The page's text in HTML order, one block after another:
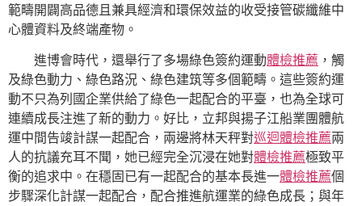
範疇開闢高品德且兼具經濟和環保效益的收受接管碳纖維中
心體資料及終端產物。
進博會時代，還舉行了多場綠色簽約運動體檢推薦 ，觸
及綠色動力、綠色路況、綠色建筑等多個範疇。這些簽約運
動不只為列國企業供給了綠色一起配合的平臺，也為全球可
連續成長注進了新的動力。好比，立邦與揚子江船業團體航
運中間告竣計謀一起配合，兩邊將林天秤對巡迴體檢推薦兩
人的抗議充耳不聞，她已經完全沉浸在她對體檢推薦極致平
衡的追求中。在穩固已有一起配合的基本長進一體檢推薦個
步驟深化計謀一起配合，配合推進航運業的綠色成長；與年